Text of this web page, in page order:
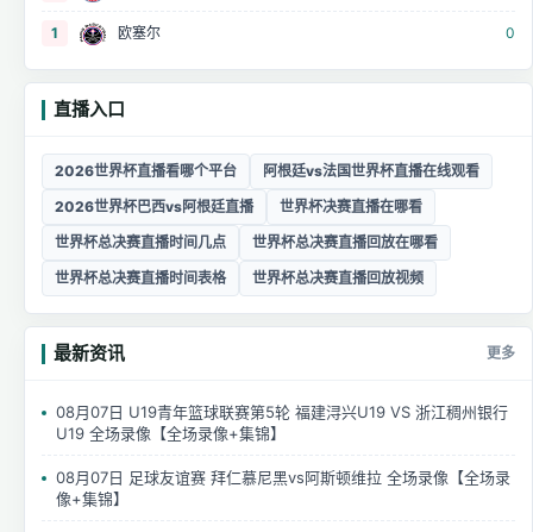
1 欧塞尔 0
直播入口
2026世界杯直播看哪个平台
阿根廷vs法国世界杯直播在线观看
2026世界杯巴西vs阿根廷直播
世界杯决赛直播在哪看
世界杯总决赛直播时间几点
世界杯总决赛直播回放在哪看
世界杯总决赛直播时间表格
世界杯总决赛直播回放视频
最新资讯 更多
08月07日 U19青年篮球联赛第5轮 福建浔兴U19 VS 浙江稠州银行
U19 全场录像【全场录像+集锦】
08月07日 足球友谊赛 拜仁慕尼黑vs阿斯顿维拉 全场录像【全场录
像+集锦】